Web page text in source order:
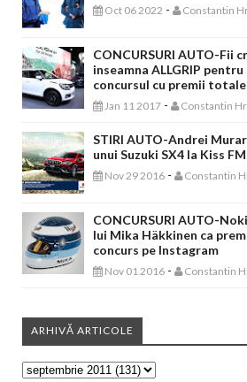
Oct 06 2022 - Constantin
CONCURSURI AUTO-Fii
inseamna ALLGRIP
concursul cu premii totale
Jan 11 2017 - Constantin
STIRI AUTO-Andrei
unui Suzuki SX4 la Kiss FM
Nov 29 2016 - Constantin
CONCURSURI AUTO-
lui Mika Häkkinen ca
concurs pe Instagram
Nov 01 2016 - Constantin
ARHIVĂ ARTICOLE